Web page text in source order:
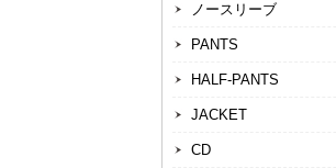
ノースリーブ
PANTS
HALF-PANTS
JACKET
CD